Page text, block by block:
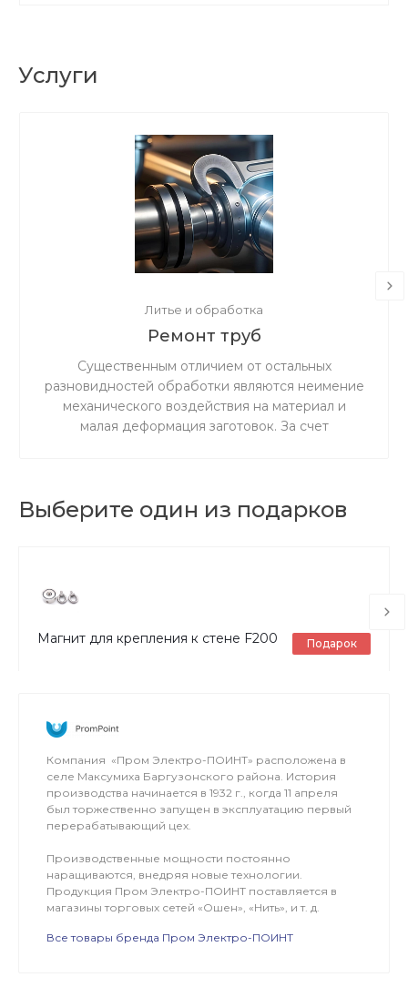
Услуги
Литье и обработка
Ремонт труб
Существенным отличием от остальных
разновидностей обработки являются неимение
механического воздействия на материал и
малая деформация заготовок. За счет
Выберите один из подарков
Магнит для крепления к стене F200 Подарок
Компания «Пром Электро-ПОИНТ» расположена в
селе Максумиха Баргузонского района. История
производства начинается в 1932 г., когда 11 апреля
был торжественно запущен в эксплуатацию первый
перерабатывающий цех.
Производственные мощности постоянно
наращиваются, внедряя новые технологии.
Продукция Пром Электро-ПОИНТ поставляется в
магазины торговых сетей «Ошен», «Нить», и т. д.
Все товары бренда Пром Электро-ПОИНТ